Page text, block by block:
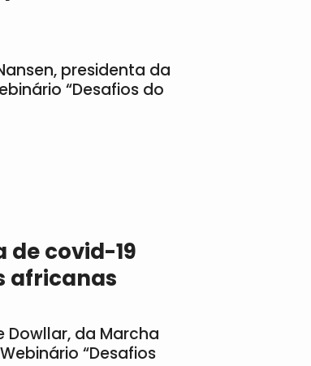
presidenta da
“Desafios do
de covid-19
africanas
Dowllar, da Marcha
“Desafios